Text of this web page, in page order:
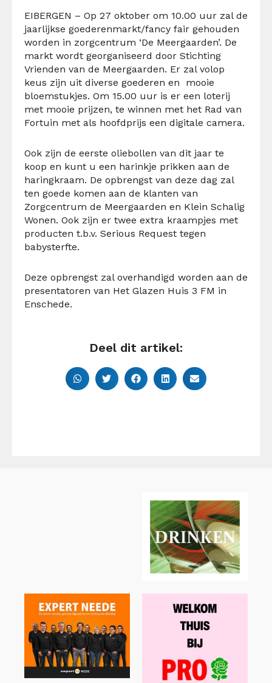
EIBERGEN – Op 27 oktober om 10.00 uur zal de
jaarlijkse goederenmarkt/fancy fair gehouden
worden in zorgcentrum ‘De Meergaarden’. De
markt wordt georganiseerd door Stichting
Vrienden van de Meergaarden. Er zal volop
keus zijn uit diverse goederen en mooie
bloemstukjes. Om 15.00 uur is er een loterij
met mooie prijzen, te winnen met het Rad van
Fortuin met als hoofdprijs een digitale camera.
Ook zijn de eerste oliebollen van dit jaar te
koop en kunt u een harinkje prikken aan de
haringkraam. De opbrengst van deze dag zal
ten goede komen aan de klanten van
Zorgcentrum de Meergaarden en Klein Schalig
Wonen. Ook zijn er twee extra kraampjes met
producten t.b.v. Serious Request tegen
babysterfte.
Deze opbrengst zal overhandigd worden aan de
presentatoren van Het Glazen Huis 3 FM in
Enschede.
Deel dit artikel: